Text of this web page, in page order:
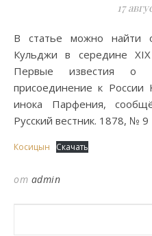
17
В статье можно найти очерк о жизни казахов и
Кульджи в середине XIX
Первые известия о
присоединение к России
инока Парфения,
Русский вестник. 1878, № 9
Косицын Скачать
от admin